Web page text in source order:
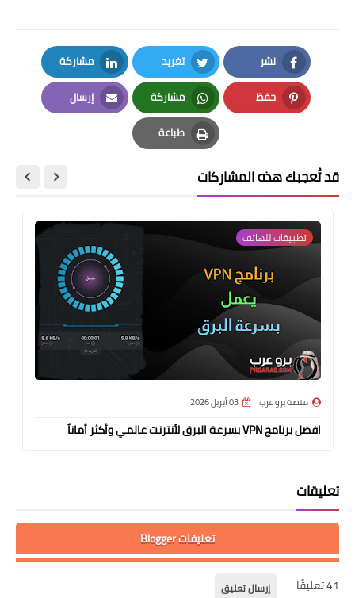
نشر
Facebook
تغريد
Twitter
مشاركة
LinkedIn
حفظ
Pinterest
مشاركة
Whatsapp
إرسال
Email
طباعة
Print
قد تُعجبك هذه المشاركات
تطبيقات للهاتف
منصة برو عرب 03 أبريل 2026
افضل برنامج VPN بسرعة البرق لأنترنت عالمي وأكثر أماناً
تعليقات
تعليقات Blogger
41 تعليقًا إرسال تعليق